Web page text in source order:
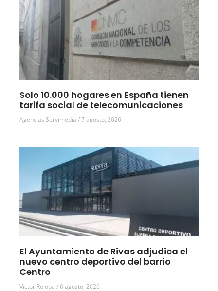
Solo 10.000 hogares en España tienen
tarifa social de telecomunicaciones
Agencias Servimedia 7 agosto, 2026
El Ayuntamiento de Rivas adjudica el
nuevo centro deportivo del barrio
Centro
Víctor Reloba 6 agosto, 2026